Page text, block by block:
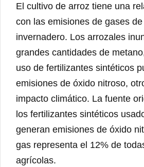
El cultivo de arroz tiene una
con las emisiones de gases
invernadero. Los arrozales
grandes cantidades de
uso de fertilizantes sintéticos
emisiones de óxido nitroso,
impacto climático. La fuente
los fertilizantes sintéticos
generan emisiones de óxido
gas representa el 12% de
agrícolas.